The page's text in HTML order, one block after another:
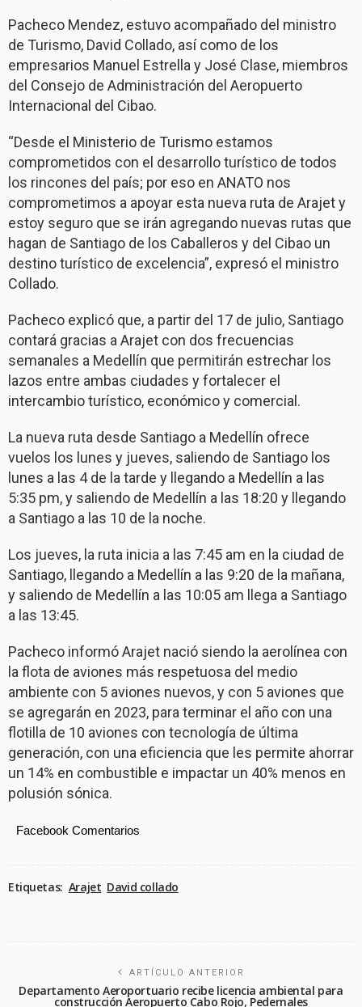
Pacheco Mendez, estuvo acompañado del ministro
de Turismo, David Collado, así como de los
empresarios Manuel Estrella y José Clase, miembros
del Consejo de Administración del Aeropuerto
Internacional del Cibao.
“Desde el Ministerio de Turismo estamos
comprometidos con el desarrollo turístico de todos
los rincones del país; por eso en ANATO nos
comprometimos a apoyar esta nueva ruta de Arajet y
estoy seguro que se irán agregando nuevas rutas que
hagan de Santiago de los Caballeros y del Cibao un
destino turístico de excelencia”, expresó el ministro
Collado.
Pacheco explicó que, a partir del 17 de julio, Santiago
contará gracias a Arajet con dos frecuencias
semanales a Medellín que permitirán estrechar los
lazos entre ambas ciudades y fortalecer el
intercambio turístico, económico y comercial.
La nueva ruta desde Santiago a Medellín ofrece
vuelos los lunes y jueves, saliendo de Santiago los
lunes a las 4 de la tarde y llegando a Medellín a las
5:35 pm, y saliendo de Medellín a las 18:20 y llegando
a Santiago a las 10 de la noche.
Los jueves, la ruta inicia a las 7:45 am en la ciudad de
Santiago, llegando a Medellín a las 9:20 de la mañana,
y saliendo de Medellín a las 10:05 am llega a Santiago
a las 13:45.
Pacheco informó Arajet nació siendo la aerolínea con
la flota de aviones más respetuosa del medio
ambiente con 5 aviones nuevos, y con 5 aviones que
se agregarán en 2023, para terminar el año con una
flotilla de 10 aviones con tecnología de última
generación, con una eficiencia que les permite ahorrar
un 14% en combustible e impactar un 40% menos en
polusión sónica.
Facebook Comentarios
Etiquetas: Arajet David collado
ARTÍCULO ANTERIOR
Departamento Aeroportuario recibe licencia ambiental para
construcción Aeropuerto Cabo Rojo, Pedernales